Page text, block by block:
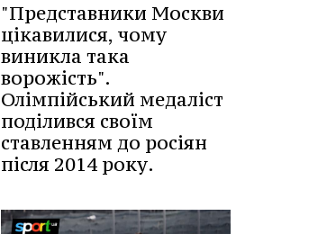
"Представники Москви
цікавилися, чому
виникла така
ворожість".
Олімпійський медаліст
поділився своїм
ставленням до росіян
після 2014 року.